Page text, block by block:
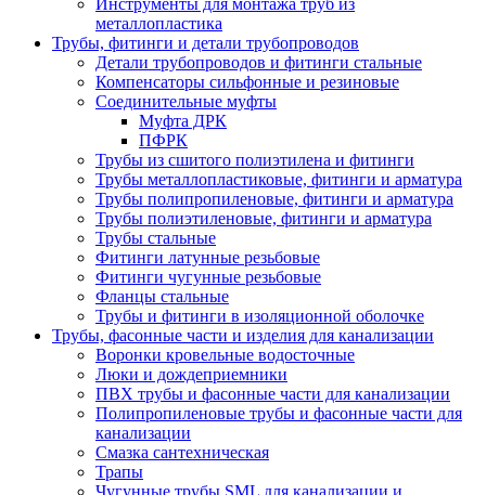
Инструменты для монтажа труб из
металлопластика
Трубы, фитинги и детали трубопроводов
Детали трубопроводов и фитинги стальные
Компенсаторы сильфонные и резиновые
Соединительные муфты
Муфта ДРК
ПФРК
Трубы из сшитого полиэтилена и фитинги
Трубы металлопластиковые, фитинги и арматура
Трубы полипропиленовые, фитинги и арматура
Трубы полиэтиленовые, фитинги и арматура
Трубы стальные
Фитинги латунные резьбовые
Фитинги чугунные резьбовые
Фланцы стальные
Трубы и фитинги в изоляционной оболочке
Трубы, фасонные части и изделия для канализации
Воронки кровельные водосточные
Люки и дождеприемники
ПВХ трубы и фасонные части для канализации
Полипропиленовые трубы и фасонные части для
канализации
Смазка сантехническая
Трапы
Чугунные трубы SML для канализации и